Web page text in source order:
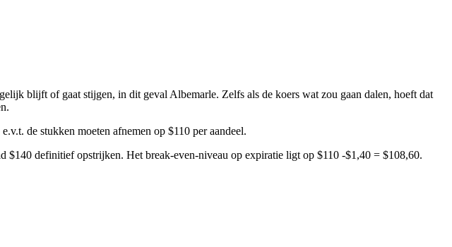
blijft of gaat stijgen, in dit geval Albemarle. Zelfs als de koers wat zou gaan dalen, hoeft dat
de stukken moeten afnemen op $110 per aandeel.
definitief opstrijken. Het break-even-niveau op expiratie ligt op $110 -$1,40 = $108,60.